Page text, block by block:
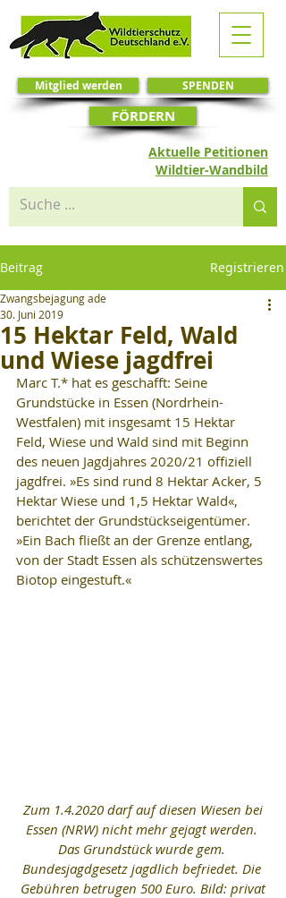
SPENDEN
Mitglied werden
Aktuelle Petitionen
FÖRDERN
Wildtier-Wandbild
Beitrag Registrieren
15 Hektar Feld, Wald
und Wiese jagdfrei
Zwangsbejagung ade
30. Juni 2019
Marc T.* hat es geschafft: Seine
Grundstücke in Essen (Nordrhein-
Westfalen) mit insgesamt 15 Hektar
Feld, Wiese und Wald sind mit Beginn
des neuen Jagdjahres 2020/21 offiziell
jagdfrei. »Es sind rund 8 Hektar Acker, 5
Hektar Wiese und 1,5 Hektar Wald«,
berichtet der Grundstückseigentümer.
»Ein Bach fließt an der Grenze entlang,
von der Stadt Essen als schützenswertes
Biotop eingestuft.«
Essen (NRW) nicht mehr gejagt werden.
Das Grundstück wurde gem.
Bundesjagdgesetz jagdlich befriedet. Die
Gebühren betrugen 500 Euro. Bild: privat